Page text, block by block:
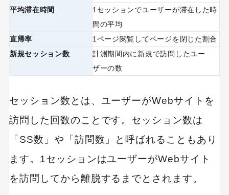
平均滞在時間
1セッションでユーザーが滞在した時
間の平均
直帰率
1ページ閲覧してページを閉じた割合
新規セッション数
計測期間内に新規で訪問したユー
ザーの数
セッション数とは、ユーザーがWebサイトを
訪問した回数のことです。セッション数は
「SS数」や「訪問数」と呼ばれることもあり
ます。1セッションはユーザーがWebサイト
を訪問してから離脱するまでとされます。